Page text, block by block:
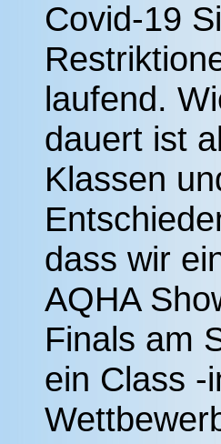
Covid-19
laufend.
dauert ist
Klassen
dass wir
AQHA
Finals am
ein Class -